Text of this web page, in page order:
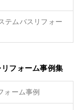
テムバスリフォー
フォーム事例集
ォーム事例